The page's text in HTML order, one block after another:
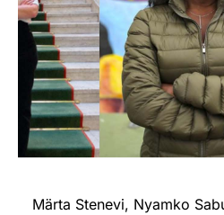
Märta Stenevi, Nyamko